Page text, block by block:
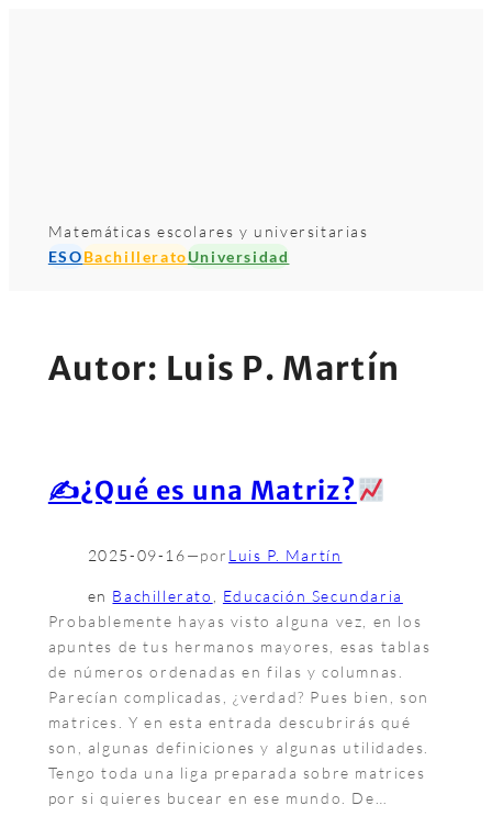
Matemáticas escolares y universitarias
ESOBachilleratoUniversidad
Autor: Luis P. Martín
✍¿Qué es una Matriz?
2025-09-16—por Luis P. Martín
en Bachillerato , Educación Secundaria
Probablemente hayas visto alguna vez, en los
apuntes de tus hermanos mayores, esas tablas
de números ordenadas en filas y columnas.
Parecían complicadas, ¿verdad? Pues bien, son
matrices. Y en esta entrada descubrirás qué
son, algunas definiciones y algunas utilidades.
Tengo toda una liga preparada sobre matrices
por si quieres bucear en ese mundo. De…